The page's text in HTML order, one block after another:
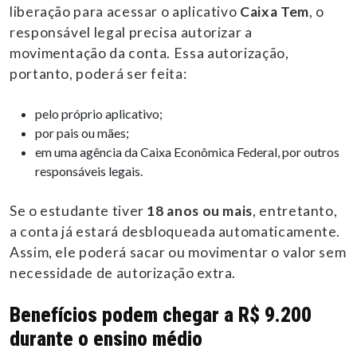
liberação para acessar o aplicativo Caixa Tem, o
responsável legal precisa autorizar a
movimentação da conta. Essa autorização,
portanto, poderá ser feita:
pelo próprio aplicativo;
por pais ou mães;
em uma agência da Caixa Econômica Federal, por outros
responsáveis legais.
Se o estudante tiver 18 anos ou mais, entretanto,
a conta já estará desbloqueada automaticamente.
Assim, ele poderá sacar ou movimentar o valor sem
necessidade de autorização extra.
Benefícios podem chegar a R$ 9.200
durante o ensino médio